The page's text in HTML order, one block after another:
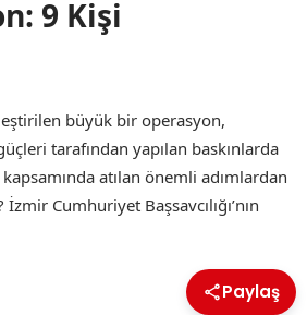
9 Kişi
büyük bir operasyon,
tarafından yapılan baskınlarda
atılan önemli adımlardan
Cumhuriyet Başsavcılığı’nın
Paylaş